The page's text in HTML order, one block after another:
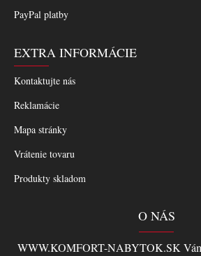
PayPal platby
EXTRA INFORMÁCIE
Kontaktujte nás
Reklamácie
Mapa stránky
Vrátenie tovaru
Produkty skladom
O NÁS
WWW.KOMFORT-NABYTOK.SK